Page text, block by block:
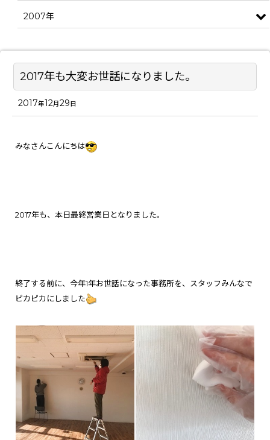
2017年も大変お世話になりました。
2017年12月29日
みなさんこんにちは
2017年も、本日最終営業日となりました。
終了する前に、今年1年お世話になった事務所を、スタッフみんなで
ピカピカにしました
2007年